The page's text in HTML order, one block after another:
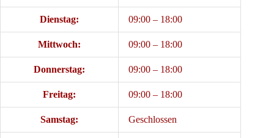
Dienstag: 09:00 – 18:00
Mittwoch: 09:00 – 18:00
Donnerstag: 09:00 – 18:00
Freitag: 09:00 – 18:00
Samstag: Geschlossen